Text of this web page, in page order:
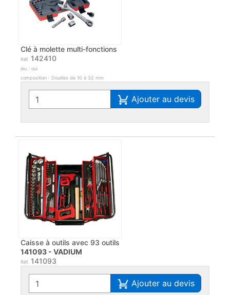
Clé à molette multi-fonctions
Réf. 142410
jeu : oui
composition : Douilles de 10 à 32 mm
Ajouter au devis
Caisse à outils avec 93 outils
141093 - VADIUM
Réf. 141093
Ajouter au devis